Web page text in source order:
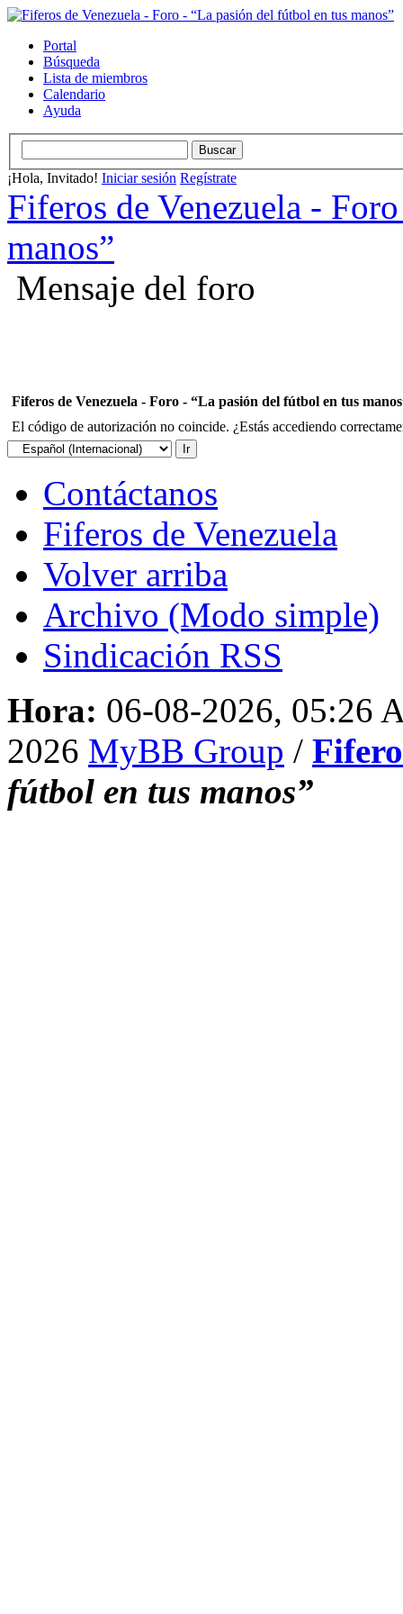
Portal
Búsqueda
Lista de miembros
Calendario
Ayuda
¡Hola, Invitado! Iniciar sesión Regístrate
Fiferos de Venezuela -
manos”
Mensaje del foro
Fiferos de Venezuela - Foro - “La pasión del fútbol en tus
El código de autorización no coincide. ¿Estás accediendo
Contáctanos
Fiferos de Venezuela
Volver arriba
Archivo (Modo simple)
Sindicación RSS
Hora: 06-08-2026, 05:26
2026 MyBB Group /
fútbol en tus manos”